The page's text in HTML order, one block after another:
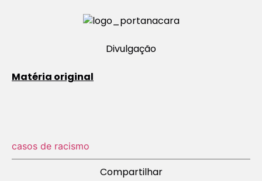
Divulgação
Matéria original
casos de racismo
Compartilhar